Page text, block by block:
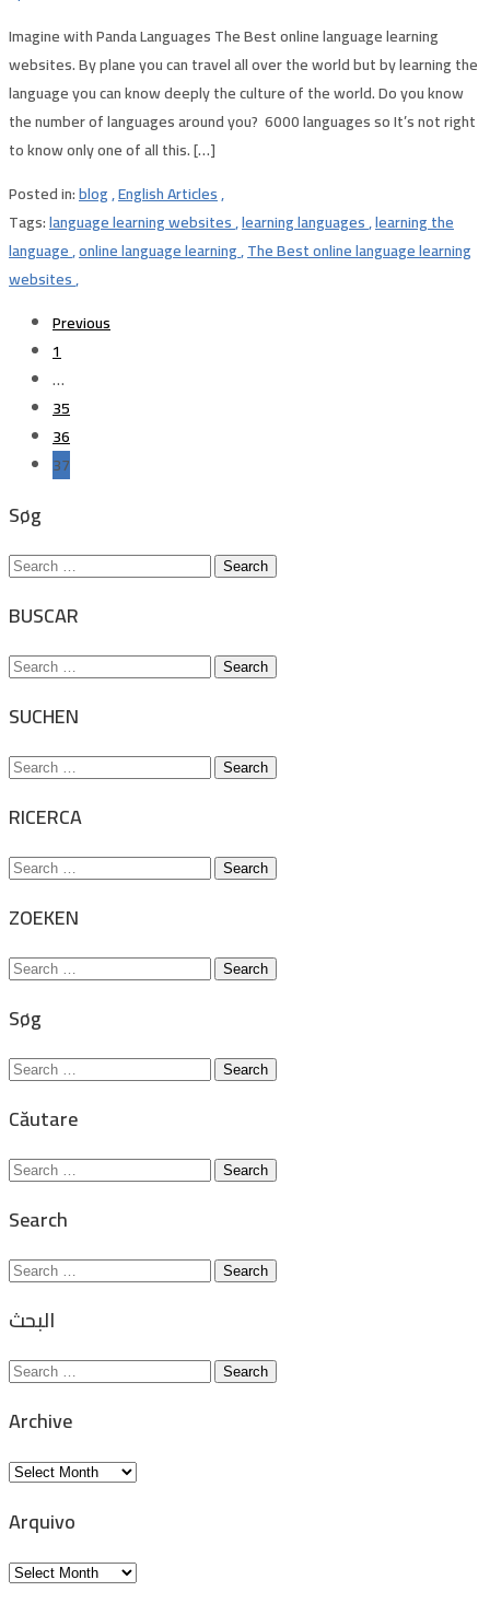
Imagine with Panda Languages The Best online language learning
websites. By plane you can travel all over the world but by learning the
language you can know deeply the culture of the world. Do you know
the number of languages around you? 6000 languages so It’s not right
to know only one of all this. […]
Posted in:blog,English Articles,
Tags:language learning websites,learning languages,learning the
language,online language learning,The Best online language learning
websites,
Previous
1
…
35
36
37
Søg
Search
BUSCAR
Search
SUCHEN
Search
RICERCA
Search
ZOEKEN
Search
Søg
Search
Căutare
Search
Search
Search
البحث
Search
Archive
Archive
Arquivo
Arquivo